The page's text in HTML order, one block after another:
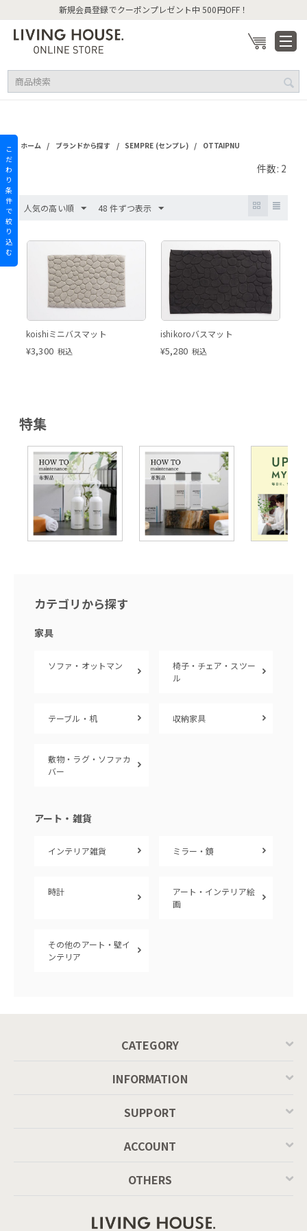
新規会員登録でクーポンプレゼント中 500円OFF！
ホーム / ブランドから探す / SEMPRE (センプレ) / OTTAIPNU
こ
だ
わ
り
条
件
で
絞
り
込
む
件数: 2
人気の高い順 48 件ずつ表示
koishiミニバスマット
¥3,300 税込
ishikoroバスマット
¥5,280 税込
特集
カテゴリから探す
家具
ソファ・オットマン
椅子・チェア・スツー
ル
テーブル・机 収納家具
敷物・ラグ・ソファカ
バー
アート・雑貨
インテリア雑貨 ミラー・鏡
時計
アート・インテリア絵
画
その他のアート・壁イ
ンテリア
CATEGORY
INFORMATION
SUPPORT
ACCOUNT
OTHERS